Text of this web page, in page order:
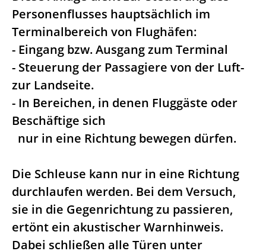
Personenflusses hauptsächlich im
Terminalbereich von Flughäfen:
- Eingang bzw. Ausgang zum Terminal
- Steuerung der Passagiere von der Luft-
zur Landseite.
- In Bereichen, in denen Fluggäste oder
Beschäftige sich
nur in eine Richtung bewegen dürfen.
Die Schleuse kann nur in eine Richtung
durchlaufen werden. Bei dem Versuch,
sie in die Gegenrichtung zu passieren,
ertönt ein akustischer Warnhinweis.
Dabei schließen alle Türen unter